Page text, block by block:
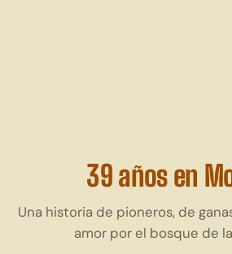
39 años en
Una historia de pioneros, de
amor por el bosque de